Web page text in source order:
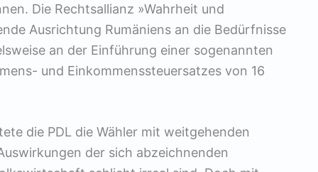
Die Rechtsallianz »Wahrheit und
Ausrichtung Rumäniens an die Bedürfnisse
an der Einführung einer sogenannten
und Einkommenssteuersatzes von 16
die PDL die Wähler mit weitgehenden
der sich abzeichnenden